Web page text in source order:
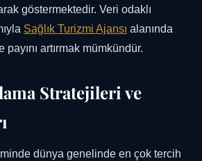
göstermektedir. Veri odaklı
Sağlık Turizmi Ajansı alanında
artırmak mümkündür.
Stratejileri ve
dünya genelinde en çok tercih